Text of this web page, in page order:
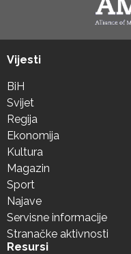
Vijesti
BiH
Svijet
Regija
Ekonomija
Kultura
Magazin
Sport
Najave
Servisne informacije
Stranačke aktivnosti
Resursi